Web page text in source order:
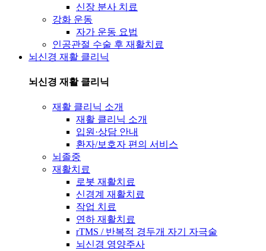
신장 분사 치료
강화 운동
자가 운동 요법
인공관절 수술 후 재활치료
뇌신경 재활 클리닉
뇌신경 재활 클리닉
재활 클리닉 소개
재활 클리닉 소개
입원·상담 안내
환자/보호자 편의 서비스
뇌졸중
재활치료
로봇 재활치료
신경계 재활치료
작업 치료
연하 재활치료
rTMS / 반복적 경두개 자기 자극술
뇌신경 영양주사